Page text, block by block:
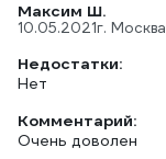
Максим Ш.
10.05.2021г. Москва
Недостатки:
Нет
Комментарий:
Очень доволен